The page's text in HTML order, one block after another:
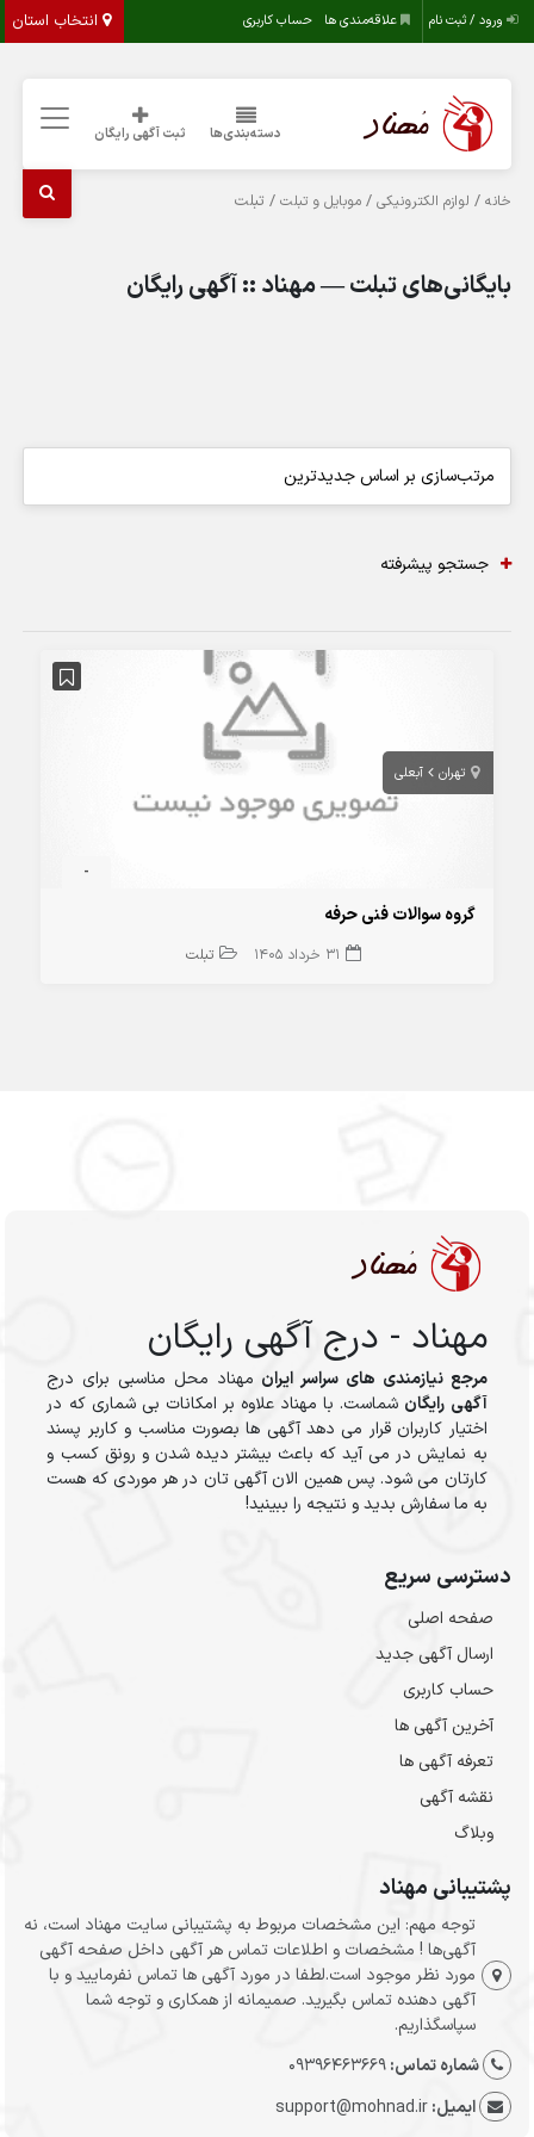
انتخاب استان ورود / ثبت نام علاقه‌مندی ها حساب کاربری
دسته‌بندی‌ها ثبت آگهی رایگان
خانه / لوازم الکترونیکی /موبایل و تبلت / تبلت
بایگانی‌های تبلت — مهناد :: آگهی رایگان
جستجو پیشرفته
تهران آبعلی
-
گروه سوالات فنی حرفه
31 خرداد 1405 تبلت
مهناد - درج آگهی رایگان
مرجع نیازمندی های سراسر ایران مهناد محل مناسبی برای درج
آگهی رایگان شماست. با مهناد علاوه بر امکانات بی شماری که در
اختیار کاربران قرار می دهد آگهی ها بصورت مناسب و کاربر پسند
به نمایش در می آید که باعث بیشتر دیده شدن و رونق کسب و
کارتان می شود. پس همین الان آگهی تان در هر موردی که هست
به ما سفارش بدید و نتیجه را ببینید!
دسترسی سریع
صفحه اصلی
ارسال‌ آگهی جدید
حساب کاربری
آخرین آگهی ها
تعرفه آگهی ها
نقشه آگهی
وبلاگ
پشتیبانی مهناد
توجه مهم: این مشخصات مربوط به پشتیبانی سایت مهناد است، نه
آگهی‌ها ! مشخصات و اطلاعات تماس هر آگهی داخل صفحه آگهی
مورد نظر موجود است.لطفا در مورد آگهی ها تماس نفرمایید و با
آگهی دهنده تماس بگیرید. صمیمانه از همکاری و توجه شما
سپاسگذاریم.
شماره تماس:09396463669
ایمیل:support@mohnad.ir